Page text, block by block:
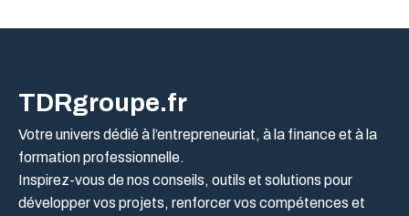
TDRgroupe.fr
Votre univers dédié à l’entrepreneuriat, à la finance et à la
formation professionnelle.
Inspirez-vous de nos conseils, outils et solutions pour
développer vos projets, renforcer vos compétences et